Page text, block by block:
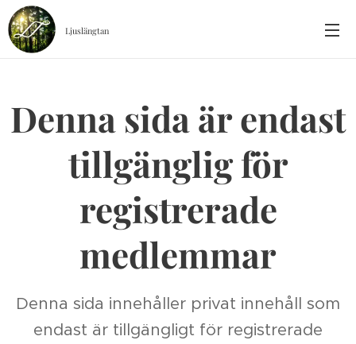
Ljuslängtan
Denna sida är endast
tillgänglig för
registrerade
medlemmar
Denna sida innehåller privat innehåll som
endast är tillgängligt för registrerade